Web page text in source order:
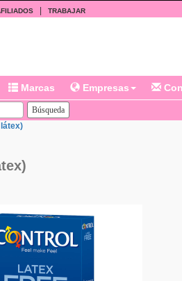
TRABAJAR
Marcas Empresas
látex)